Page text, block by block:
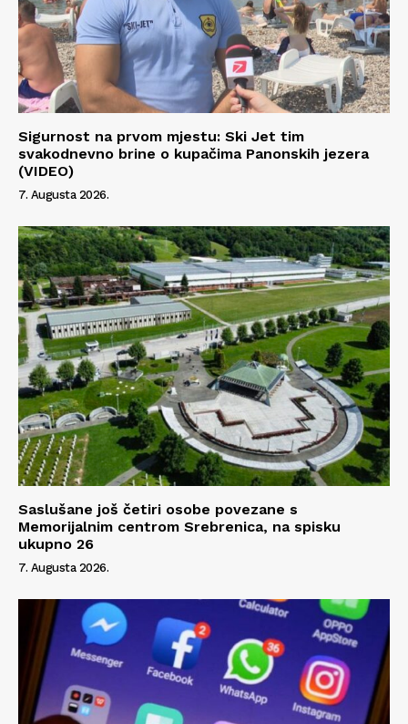
Info
O nama
Kontakt
Impressum
Sigurnost na prvom mjestu: Ski Jet tim
svakodnevno brine o kupačima Panonskih jezera
(VIDEO)
7. Augusta 2026.
Saslušane još četiri osobe povezane s
Memorijalnim centrom Srebrenica, na spisku
ukupno 26
7. Augusta 2026.